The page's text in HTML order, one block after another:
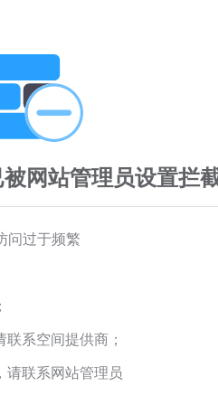
网站管理员设置拦
问过于频繁
系空间提供商；
请联系网站管理员